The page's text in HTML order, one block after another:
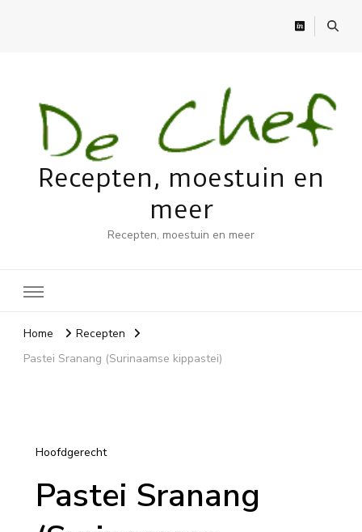
Recepten, moestuin en
meer
Recepten, moestuin en meer
Home
Recepten
Pastei Sranang (Surinaamse kippastei)
Hoofdgerecht
Pastei Sranang